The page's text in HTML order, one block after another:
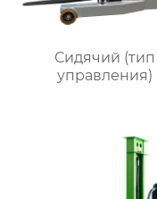
Сидячий (тип
управления)